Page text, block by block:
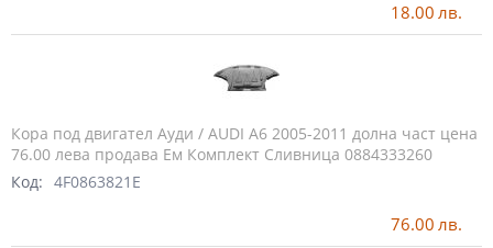
18.00 лв.
Кора под двигател Ауди / AUDI A6 2005-2011 долна част цена
76.00 лева продава Ем Комплект Сливница 0884333260
Код: 4F0863821E
76.00 лв.